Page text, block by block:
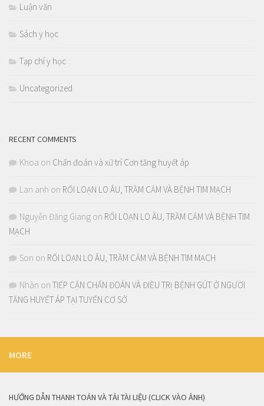
Luận văn
Sách y học
Tạp chí y học
Uncategorized
RECENT COMMENTS
Khoa on Chẩn đoán và xử trí Cơn tăng huyết áp
Lan anh on RỐI LOẠN LO ÂU, TRẦM CẢM VÀ BỆNH TIM MẠCH
Nguyễn Đăng Giang on RỐI LOẠN LO ÂU, TRẦM CẢM VÀ BỆNH TIM
MẠCH
Son on RỐI LOẠN LO ÂU, TRẦM CẢM VÀ BỆNH TIM MẠCH
Nhàn on TIẾP CẬN CHẨN ĐOÁN VÀ ĐIỀU TRỊ BỆNH GÚT Ở NGƯỜI
TĂNG HUYẾT ÁP TẠI TUYẾN CƠ SỞ
MORE
HƯỚNG DẪN THANH TOÁN VÀ TẢI TÀI LIỆU (CLICK VÀO ẢNH)